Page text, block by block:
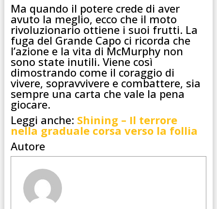
Ma quando il potere crede di aver
avuto la meglio, ecco che il moto
rivoluzionario ottiene i suoi frutti. La
fuga del Grande Capo ci ricorda che
l’azione e la vita di McMurphy non
sono state inutili. Viene così
dimostrando come il coraggio di
vivere, sopravvivere e combattere, sia
sempre una carta che vale la pena
giocare.
Leggi anche: Shining – Il terrore
nella graduale corsa verso la follia
Autore